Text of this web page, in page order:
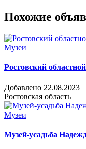
Похожие
Музеи
Ростовский
Добавлено 22.08.2023
Ростовская область
Музеи
Музей-усадьба